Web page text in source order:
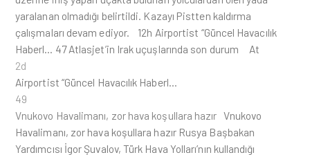
yaralanan olmadığı belirtildi. Kazayı Pistten kaldırma
çalışmaları devam ediyor. 12h Airportist “Güncel Havacılık
Haberl… 47 Atlasjet’in Irak uçuşlarında son durum At
2d
Airportist “Güncel Havacılık Haberl…
49
Vnukovo Havalimanı, zor hava koşullara hazır Vnukovo
Havalimanı, zor hava koşullara hazır Rusya Başbakan
Yardımcısı İgor Şuvalov, Türk Hava Yolları’nın kullandığı